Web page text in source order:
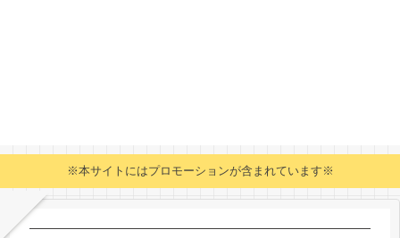
※本サイトにはプロモーションが含まれています※